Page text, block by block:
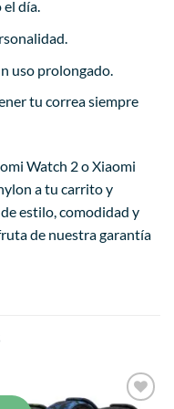
día.
uso prolongado.
tu correa siempre
Watch 2 o Xiaomi
a tu carrito y
estilo, comodidad y
de nuestra garantía